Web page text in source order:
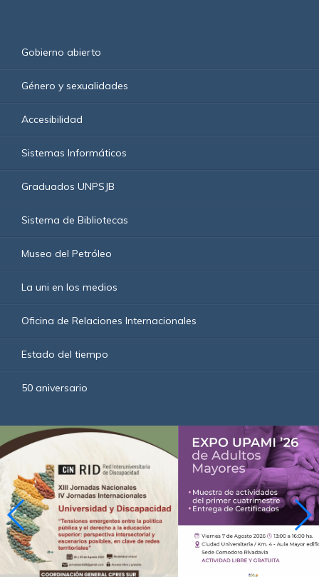
Gobierno abierto
Género y sexualidades
Accesibilidad
Sistemas Informáticos
Graduados UNPSJB
Sistema de Bibliotecas
Museo del Petróleo
La uni en los medios
Oficina de Relaciones Internacionales
Estado del tiempo
50 aniversario